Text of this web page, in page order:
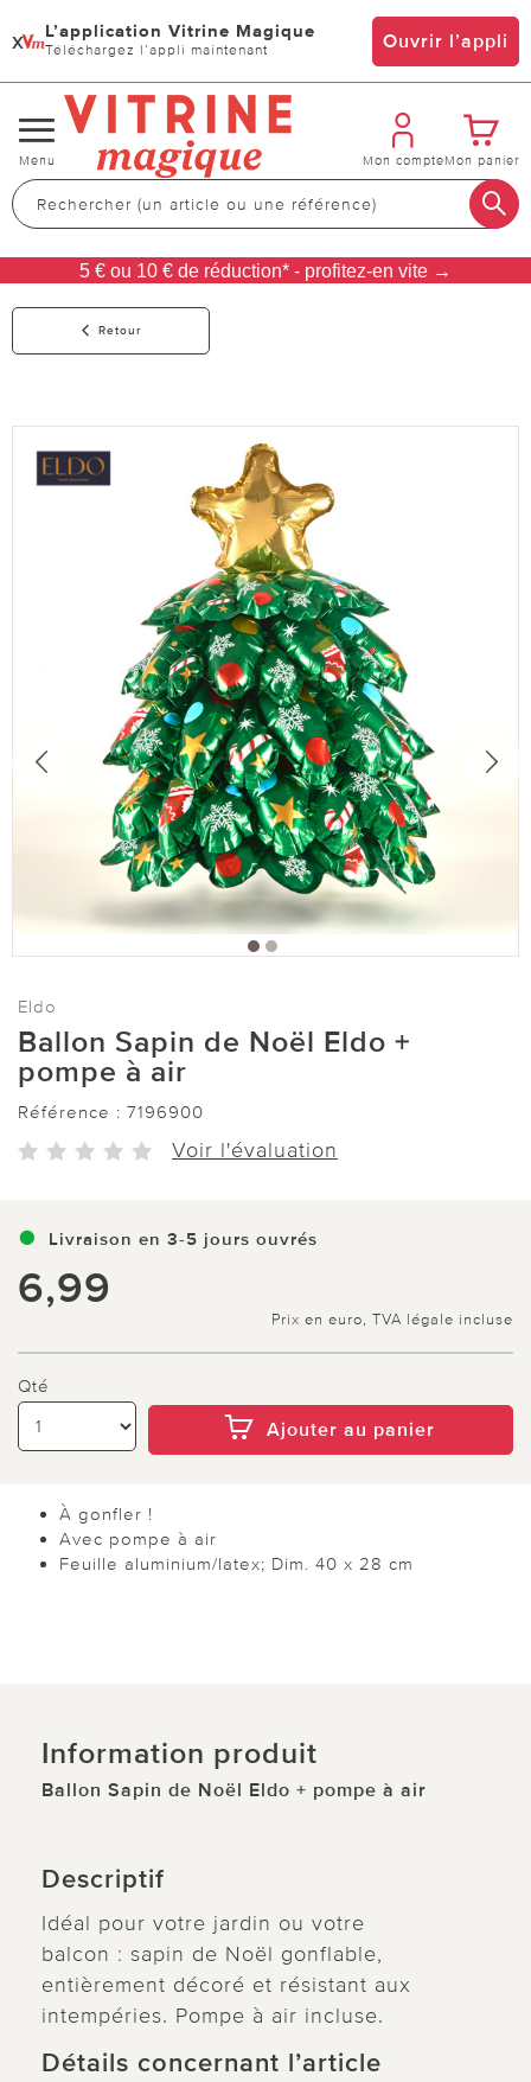
x L’application Vitrine Magique
Téléchargez l’appli maintenant Ouvrir l’appli
Changer
de
navigation
Menu Mon compteMon panier
5 € ou 10 € de réduction* - profitez-en vite →
Retour
Eldo
Ballon Sapin de Noël Eldo +
pompe à air
Référence : 7196900
Voir l'évaluation
Livraison en 3-5 jours ouvrés
6,99
Prix en euro, TVA légale incluse
Qté
Ajouter au panier
À gonfler !
Avec pompe à air
Feuille aluminium/latex; Dim. 40 x 28 cm
Information produit
Ballon Sapin de Noël Eldo + pompe à air
Descriptif
Idéal pour votre jardin ou votre
balcon : sapin de Noël gonflable,
entièrement décoré et résistant aux
intempéries. Pompe à air incluse.
Détails concernant l’article